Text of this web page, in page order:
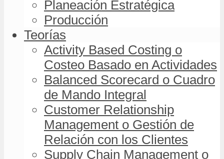
Planeación Estratégica
Producción
Teorías
Activity Based Costing o
Costeo Basado en Actividades
Balanced Scorecard o Cuadro
de Mando Integral
Customer Relationship
Management o Gestión de
Relación con los Clientes
Supply Chain Management o